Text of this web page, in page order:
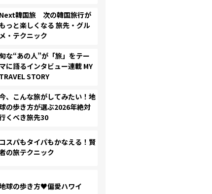
Next韓国旅 次の韓国旅行が
もっと楽しくなる 旅先・グル
メ・テクニック
な“あの人”が「旅」をテー
マに語るインタビュー連載 MY
TRAVEL STORY
、こんな旅がしてみたい！地
の歩き方が選ぶ2026年絶対
くべき旅先30
コスパもタイパもかなえる！賢
の旅テクニック
球の歩き方♥偏愛ハワイ